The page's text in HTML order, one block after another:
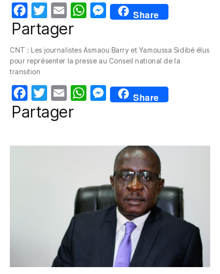
F
a
e
b
o
o
k
T
w
itt
er
E
m
W
s
p
p
M
e
e
g
er
Share
Partager
CNT : Les journalistes Asmaou Barry et Yamoussa Sidibé élus
pour représenter la presse au Conseil national de la
transition
F
a
T
w
itt
E
m
W
p
M
e
n
g
er
Share
Partager